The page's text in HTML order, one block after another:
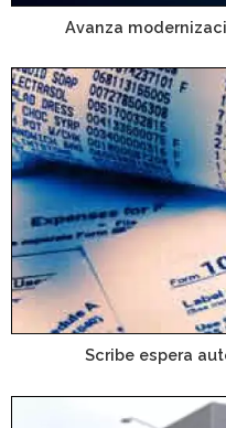
Avanza
Scribe espera